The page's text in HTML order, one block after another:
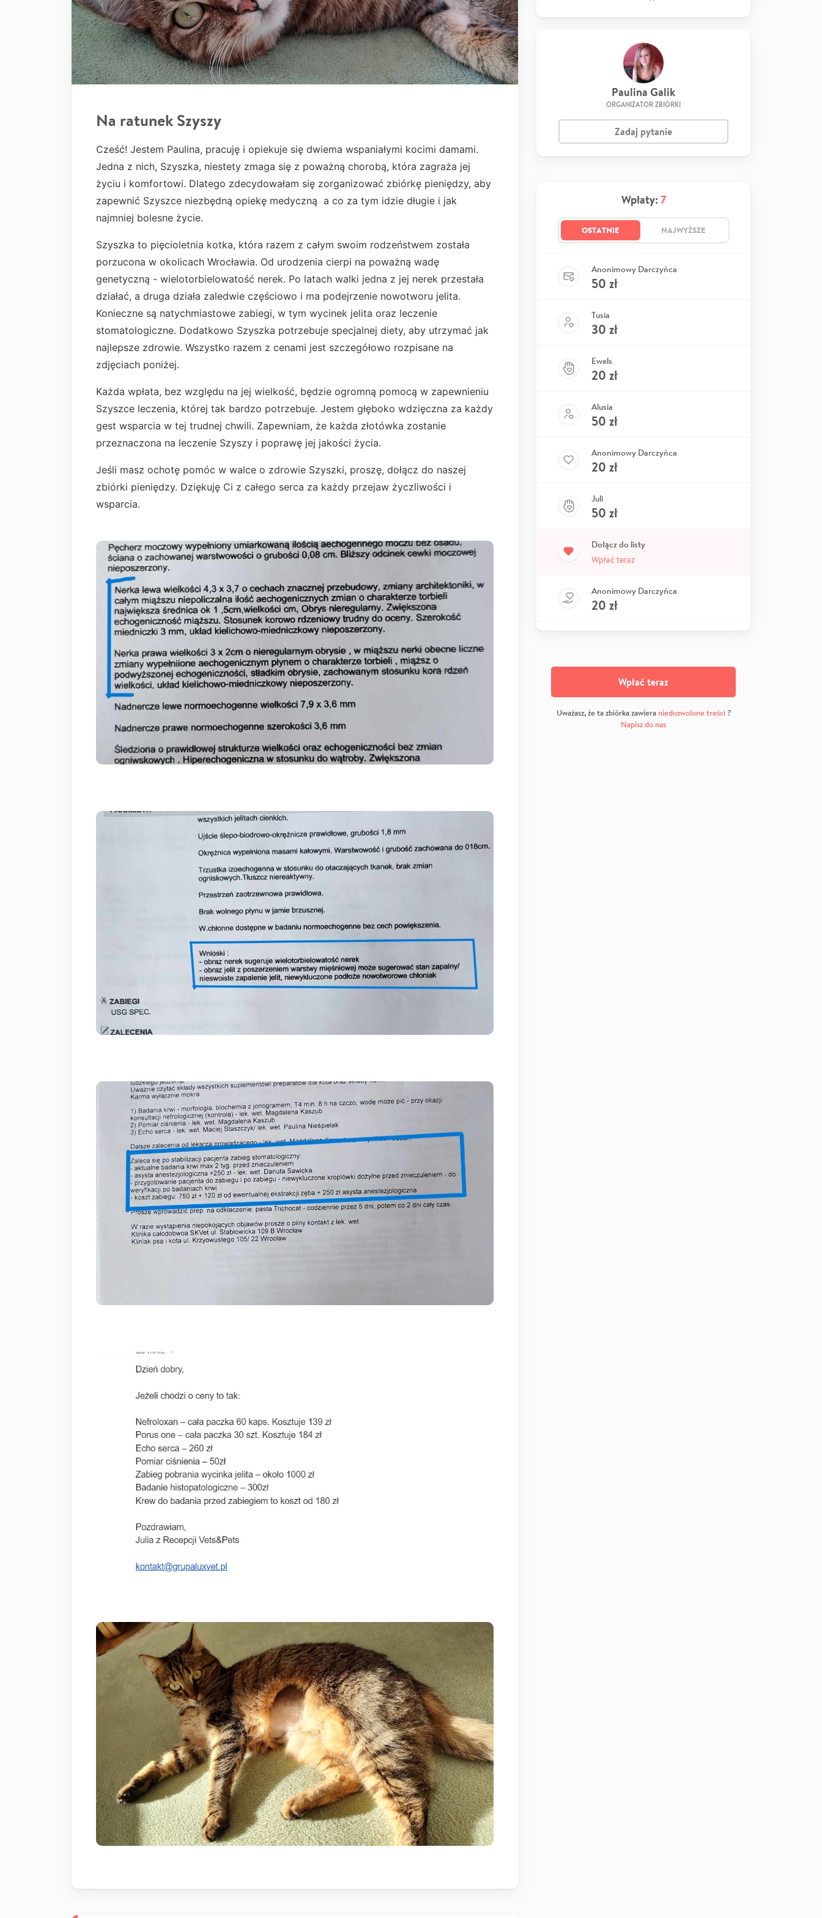
Na ratunek Szyszy
Cześć! Jestem Paulina, pracuję i opiekuje się dwiema wspaniałymi kocimi damami.
Jedna z nich, Szyszka, niestety zmaga się z poważną chorobą, która zagraża jej
życiu i komfortowi. Dlatego zdecydowałam się zorganizować zbiórkę pieniędzy, aby
zapewnić Szyszce niezbędną opiekę medyczną a co za tym idzie długie i jak
najmniej bolesne życie.
Szyszka to pięcioletnia kotka, która razem z całym swoim rodzeństwem została
porzucona w okolicach Wrocławia. Od urodzenia cierpi na poważną wadę
genetyczną - wielotorbielowatość nerek. Po latach walki jedna z jej nerek przestała
działać, a druga działa zaledwie częściowo i ma podejrzenie nowotworu jelita.
Konieczne są natychmiastowe zabiegi, w tym wycinek jelita oraz leczenie
stomatologiczne. Dodatkowo Szyszka potrzebuje specjalnej diety, aby utrzymać jak
najlepsze zdrowie. Wszystko razem z cenami jest szczegółowo rozpisane na
zdjęciach poniżej.
Każda wpłata, bez względu na jej wielkość, będzie ogromną pomocą w zapewnieniu
Szyszce leczenia, której tak bardzo potrzebuje. Jestem głęboko wdzięczna za każdy
gest wsparcia w tej trudnej chwili. Zapewniam, że każda złotówka zostanie
przeznaczona na leczenie Szyszy i poprawę jej jakości życia.
Jeśli masz ochotę pomóc w walce o zdrowie Szyszki, proszę, dołącz do naszej
zbiórki pieniędzy. Dziękuję Ci z całego serca za każdy przejaw życzliwości i
wsparcia.
Paulina Galik
ORGANIZATOR ZBIÓRKI
Zadaj pytanie
Wpłaty: 7
OSTATNIE NAJWYŻSZE
Anonimowy Darczyńca
50 zł
Tusia
30 zł
Ewels
20 zł
Alusia
50 zł
Anonimowy Darczyńca
20 zł
Juli
50 zł
Dołącz do listy
Wpłać teraz
Anonimowy Darczyńca
20 zł
Wpłać teraz
Uważasz, że ta zbiórka zawiera niedozwolone treści?
Napisz do nas